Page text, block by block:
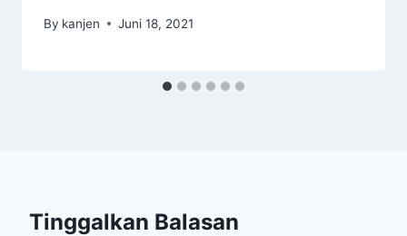
By kanjen Juni 18, 2021
Tinggalkan Balasan